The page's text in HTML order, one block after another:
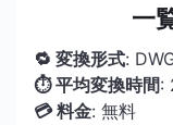
一
🔁 変換形式:
⏱ 平均変換時間:
💳 料金: 無料